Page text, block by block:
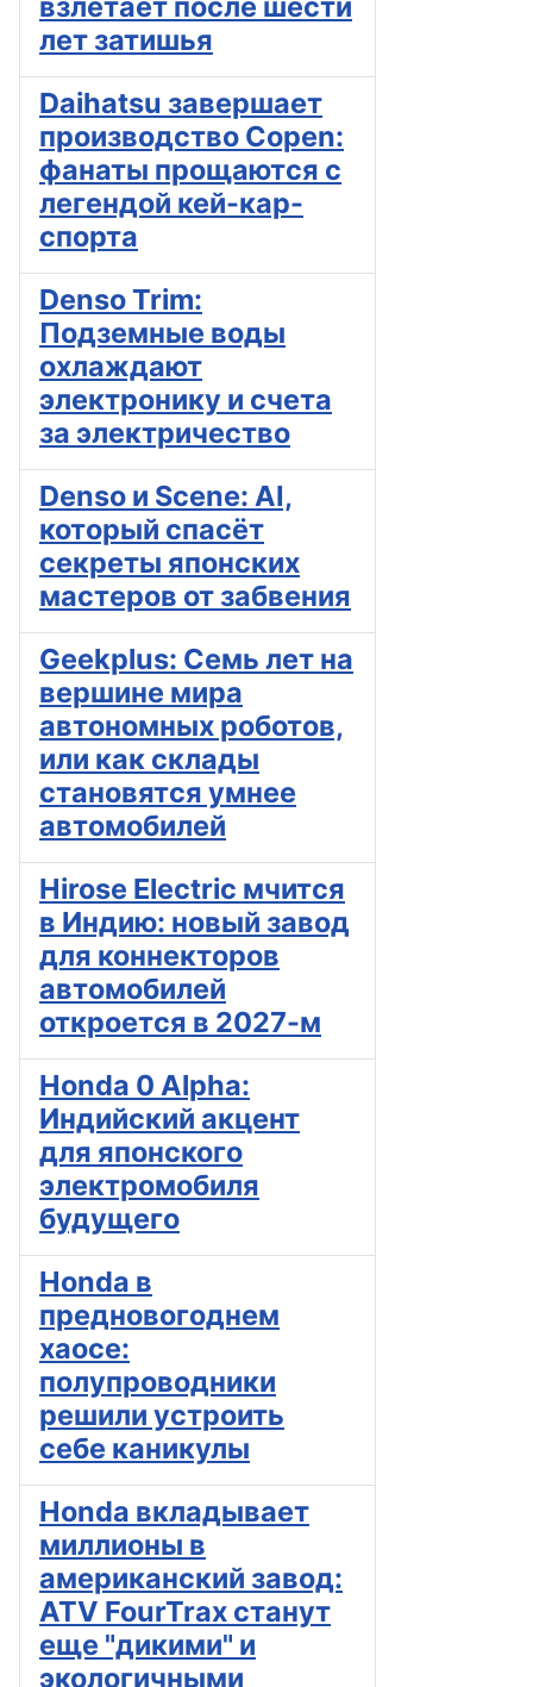
лет затишья
Daihatsu завершает
производство Copen:
фанаты прощаются с
легендой кей-кар-
спорта
Denso Trim:
Подземные воды
охлаждают
электронику и счета
за электричество
Denso и Scene: AI,
который спасёт
секреты японских
мастеров от забвения
Geekplus: Семь лет на
вершине мира
автономных роботов,
или как склады
становятся умнее
автомобилей
Hirose Electric мчится
в Индию: новый завод
для коннекторов
автомобилей
откроется в 2027-м
Honda 0 Alpha:
Индийский акцент
для японского
электромобиля
будущего
Honda в
предновогоднем
хаосе:
полупроводники
решили устроить
себе каникулы
Honda вкладывает
миллионы в
американский завод:
ATV FourTrax станут
еще "дикими" и
экологичными